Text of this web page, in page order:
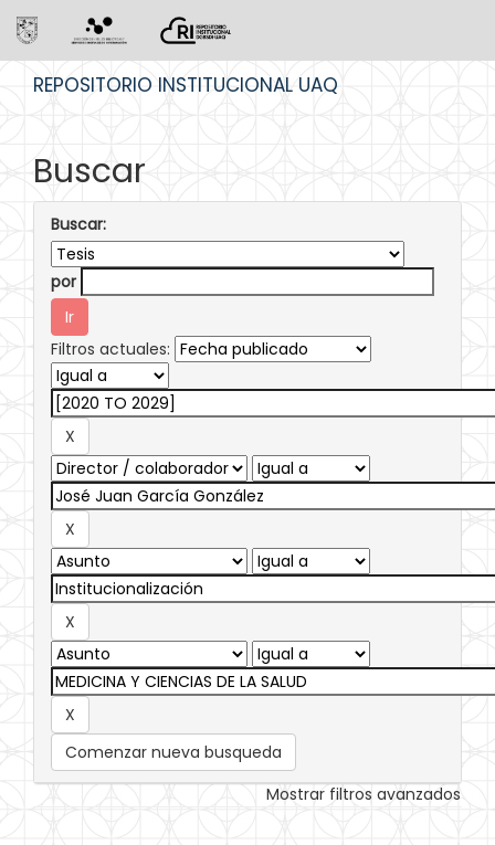
REPOSITORIO INSTITUCIONAL UAQ
Buscar
Buscar:
por
Filtros actuales:
Comenzar nueva busqueda
Mostrar filtros avanzados